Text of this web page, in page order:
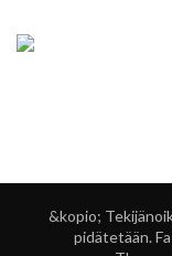
&kopio;
pidätetään.